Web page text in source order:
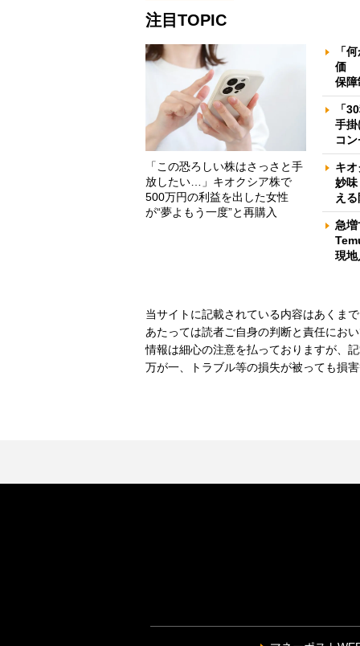
注目TOPIC
「この恐ろしい株はさっさと手
放したい…」キオクシア株で
500万円の利益を出した女性
が“夢よもう一度”と再購入
「
価
保障
「
手
コ
キ
妙
え
急
現地
当サイトに記載されている内容はあくま
あたっては読者ご自身の判断と責任にお
情報は細心の注意を払っておりますが、
万が一、トラブル等の損失が被っても損